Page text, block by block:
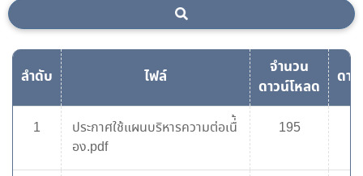
ลำดับ ไฟล์
จำนวน
ดาวน์โหลด
ดา
1
ประกาศใช้แผนบริหารความต่อเนื่้
อง.pdf
195